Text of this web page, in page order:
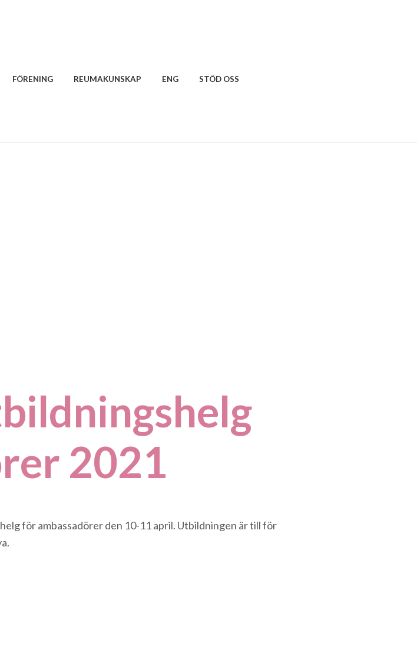
FÖRENING REUMAKUNSKAP ENG STÖD OSS
2021
för ambassadörer den 10-11 april. Utbildningen är till för